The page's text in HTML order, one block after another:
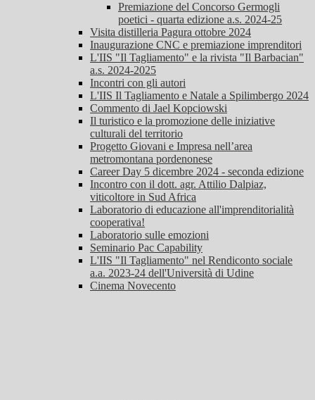
Premiazione del Concorso Germogli
poetici - quarta edizione a.s. 2024-25
Visita distilleria Pagura ottobre 2024
Inaugurazione CNC e premiazione imprenditori
L'IIS "Il Tagliamento" e la rivista "Il Barbacian"
a.s. 2024-2025
Incontri con gli autori
L'IIS Il Tagliamento e Natale a Spilimbergo 2024
Commento di Jael Kopciowski
Il turistico e la promozione delle iniziative
culturali del territorio
Progetto Giovani e Impresa nell’area
metromontana pordenonese
Career Day 5 dicembre 2024 - seconda edizione
Incontro con il dott. agr. Attilio Dalpiaz,
viticoltore in Sud Africa
Laboratorio di educazione all'imprenditorialità
cooperativa!
Laboratorio sulle emozioni
Seminario Pac Capability
L'IIS "Il Tagliamento" nel Rendiconto sociale
a.a. 2023-24 dell'Università di Udine
Cinema Novecento